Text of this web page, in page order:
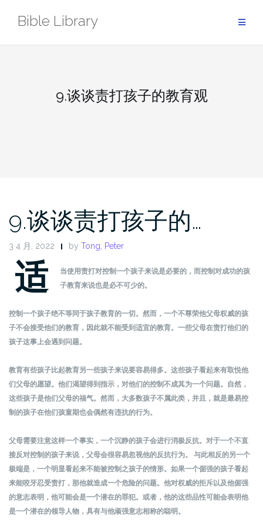
Bible Library
9.谈谈责打孩子的教育观
9.谈谈责打孩子的…
3 4 月, 2022 by Tong, Peter
适
当使用责打对控制一个孩子来说是必要的，而控制对成功的孩
子教育来说也是必不可少的。
控制一个孩子绝不等同于孩子教育的一切。然而，一个不尊荣他父母权威的孩
子不会接受他们的教育，因此就不能受到适宜的教育。一些父母在责打他们的
孩子这事上会遇到问题。
教育有些孩子比起教育另一些孩子来说要容易得多。这些孩子看起来有取悦他
们父母的愿望。他们渴望得到指示，对他们的控制不成其为一个问题。自然，
这些孩子是他们父母的福气。然而，大多数孩子不属此类，并且，就是最易控
制的孩子在他们孩童期也会偶然有违抗的行为。
父母需要注意这样一个事实，一个沉静的孩子会进行消极反抗。对于一个不直
接反对控制的孩子来说，父母会很容易忽视他的反抗行为。 与此相反的另一个
极端是，一个明显看起来不能被控制之孩子的情形。如果一个倔强的孩子看起
来能咬牙忍受责打，那他就造成一个危险的问题。他对权威的拒斥以及他倔强
的意志表明，他可能会是一个潜在的罪犯。或者，他的这些品性可能会表明他
是一个潜在的领导人物，具有与他顽强意志相称的聪明。